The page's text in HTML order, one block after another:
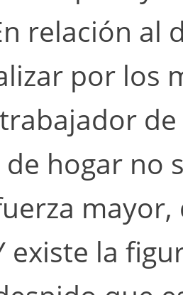
relación al
por los
hogar no
existe la